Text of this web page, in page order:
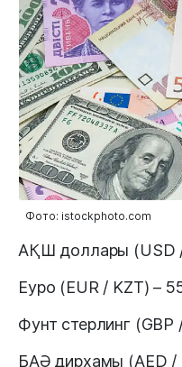
Фото: istockphoto.com
АҚШ доллары (USD
Еуро (EUR / KZT) –
Фунт стерлинг (GBP
БАӘ дирхамы (AED /